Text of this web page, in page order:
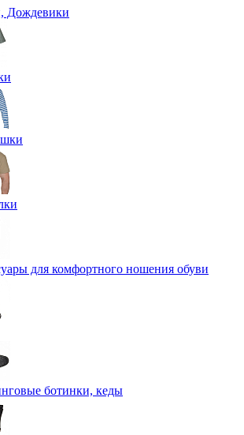
Дождевики
для комфортного ношения обуви
ботинки, кеды